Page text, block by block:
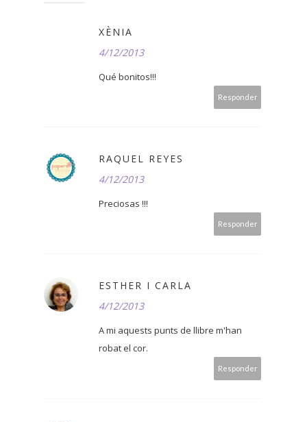
XÈNIA
4/12/2013
Qué bonitos!!!
Responder
RAQUEL REYES
4/12/2013
Preciosas !!!
Responder
ESTHER I CARLA
4/12/2013
A mi aquests punts de llibre m'han
robat el cor.
Responder